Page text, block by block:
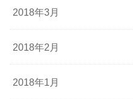
2018年3月
2018年2月
2018年1月